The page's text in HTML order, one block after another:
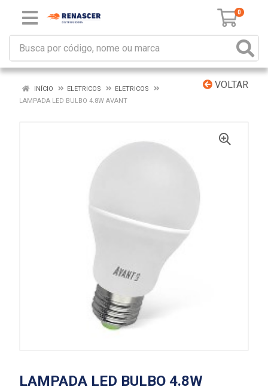
0
VOLTAR
INÍCIO ELETRICOS
ELETRICOS
LAMPADA LED BULBO 4.8W AVANT
LAMPADA LED BULBO 4.8W